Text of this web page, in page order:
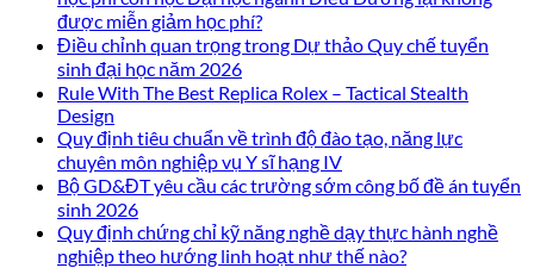
được miễn giảm học phí?
Điều chỉnh quan trọng trong Dự thảo Quy chế tuyển
sinh đại học năm 2026
Rule With The Best Replica Rolex – Tactical Stealth
Design
Quy định tiêu chuẩn về trình độ đào tạo, năng lực
chuyên môn nghiệp vụ Y sĩ hạng IV
Bộ GD&ĐT yêu cầu các trường sớm công bố đề án tuyển
sinh 2026
Quy định chứng chỉ kỹ năng nghề dạy thực hành nghề
nghiệp theo hướng linh hoạt như thế nào?